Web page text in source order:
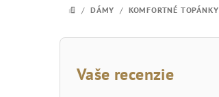
DOMOV
/ DÁMY / KOMFORTNÉ TOPÁNKY
B
Vaše recenzie